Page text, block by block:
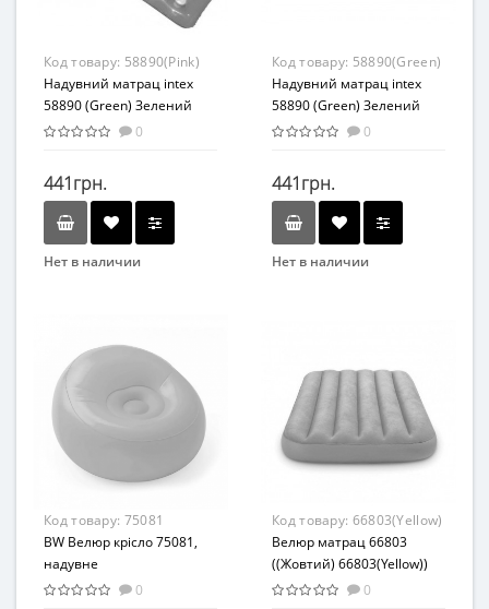
Код товару: 58890(Pink)
Надувний матрац intex
58890 (Green) Зелений
кольоровий стакани
0
441грн.
Нет в наличии
Код товару: 58890(Green)
Надувний матрац intex
58890 (Green) Зелений
кольоровий стакани
0
441грн.
Нет в наличии
Код товару: 75081
BW Велюр крісло 75081,
надувне
0
Код товару: 66803(Yellow)
Велюр матрац 66803
((Жовтий) 66803(Yellow))
0